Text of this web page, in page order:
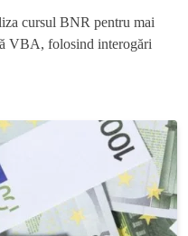
cursul BNR pentru mai
VBA, folosind interogări